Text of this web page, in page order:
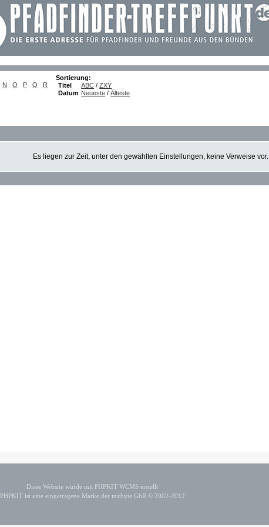
N O P Q
R
Sortierung:
Titel
ABC /ZXY
Datum Neueste /Älteste
Es liegen zur Zeit, unter den gewählten Einstellungen, keine Verweise vor.
Diese Website wurde mit PHPKIT WCMS erstellt
PHPKIT ist eine eingetragene Marke der mxbyte GbR © 2002-2012